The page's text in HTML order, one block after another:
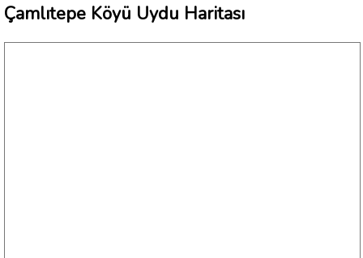
Çamlıtepe Köyü Uydu Haritası